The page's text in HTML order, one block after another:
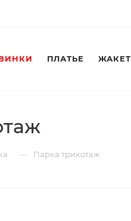
ПЛАТЬЕ ЖАКЕТ
— Парка трикотаж